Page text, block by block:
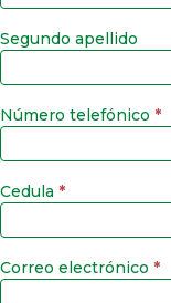
Segundo apellido
Número telefónico *
Cedula *
Correo electrónico *